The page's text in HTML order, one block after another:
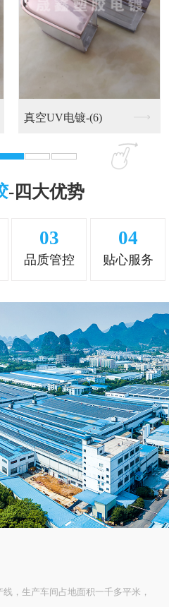
UV喷油系列-(6)
-四大优势
03
品质管控
04
贴心服务
，生产车间占地面积一千多平米，